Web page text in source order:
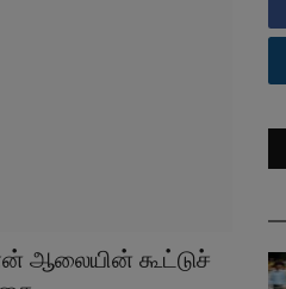
ஆலையின் கூட்டுச்